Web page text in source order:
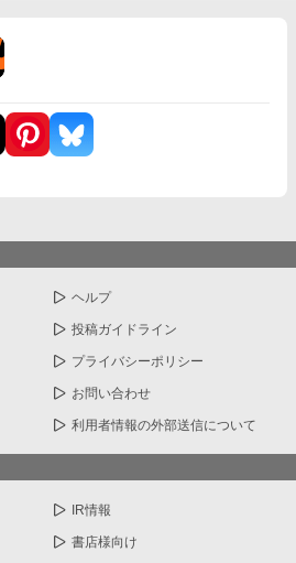
ヘルプ
投稿ガイドライン
プライバシーポリシー
お問い合わせ
利用者情報の外部送信について
IR情報
書店様向け